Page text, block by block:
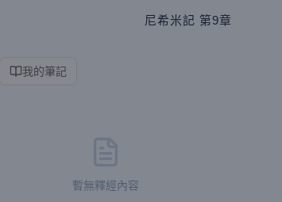
尼希米記 第9章
我的筆記
暫無釋經內容